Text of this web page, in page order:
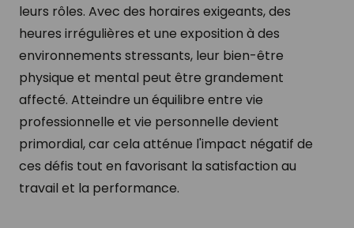
leurs rôles. Avec des horaires exigeants, des
heures irrégulières et une exposition à des
environnements stressants, leur bien-être
physique et mental peut être grandement
affecté. Atteindre un équilibre entre vie
professionnelle et vie personnelle devient
primordial, car cela atténue l'impact négatif de
ces défis tout en favorisant la satisfaction au
travail et la performance.